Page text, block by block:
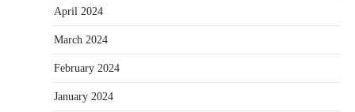
April 2024
March 2024
February 2024
January 2024